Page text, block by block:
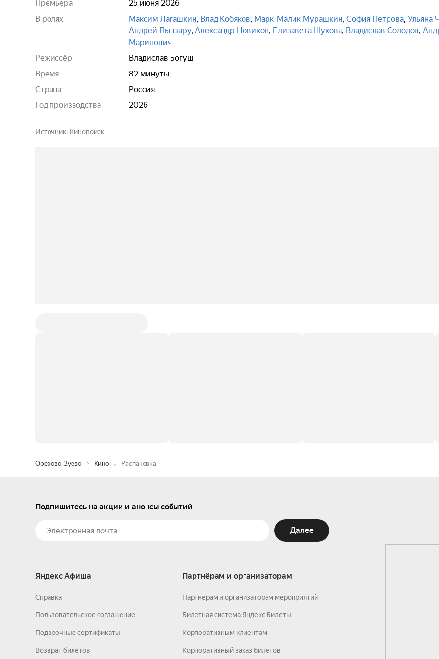
Премьера
25 июня 2026
В ролях
Максим Лагашкин, Влад Кобяков, Марк-Малик Мурашкин, София Петрова, Ульяна
Андрей Пынзару, Александр Новиков, Елизавета Шукова, Владислав Солодов,
Маринович
Режиссёр
Владислав Богуш
Время
82 минуты
Страна
Россия
Год производства
2026
Источник Кинопоиск
Орехово-Зуево Кино Распаковка
Подпишитесь на акции и анонсы событий
Далее
Яндекс Афиша
Справка
Пользовательское соглашение
Подарочные сертификаты
Возврат билетов
Партнёрам и организаторам
Партнёрам и организаторам мероприятий
Билетная система Яндекс Билеты
Корпоративным клиентам
Корпоративный заказ билетов